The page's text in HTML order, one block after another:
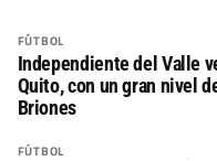
FÚTBOL
Independiente del Valle
Quito, con un gran nivel
Briones
FÚTBOL